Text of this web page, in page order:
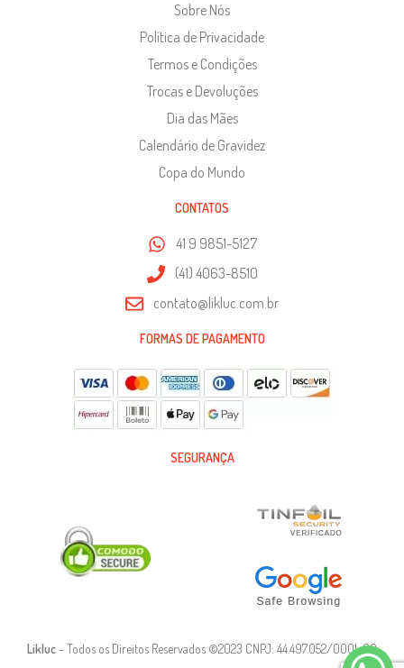
Sobre Nós
Política de Privacidade
Termos e Condições
Trocas e Devoluções
Dia das Mães
Calendário de Gravidez
Copa do Mundo
CONTATOS
41 9 9851-5127
(41) 4063-8510
contato@likluc.com.br
FORMAS DE PAGAMENTO
SEGURANÇA
Likluc– Todos os Direitos Reservados ©2023 CNPJ: 44.497.052/0001-90